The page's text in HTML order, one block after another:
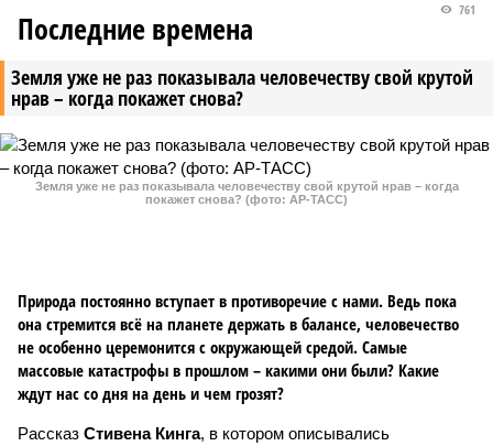
Земля уже не раз показывала человечеству свой крутой
нрав – когда покажет снова?
761
Последние времена
Земля уже не раз показывала человечеству свой крутой нрав – когда
покажет снова? (фото: АР-ТАСС)
Природа постоянно вступает в противоречие с нами. Ведь пока
она стремится всё на планете держать в балансе, человечество
не особенно церемонится с окружающей средой. Самые
массовые катастрофы в прошлом – какими они были? Какие
ждут нас со дня на день и чем грозят?
Рассказ Стивена Кинга, в котором описывались